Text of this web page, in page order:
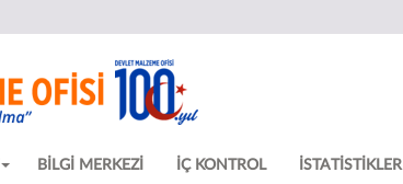
BİLGİ MERKEZİ İÇ KONTROL İSTATİSTİKLER